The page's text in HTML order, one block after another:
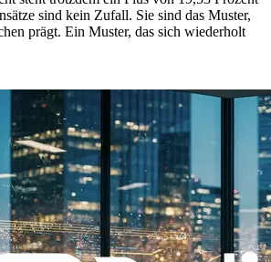
sind kein Zufall. Sie sind das Muster,
prägt. Ein Muster, das sich wiederholt